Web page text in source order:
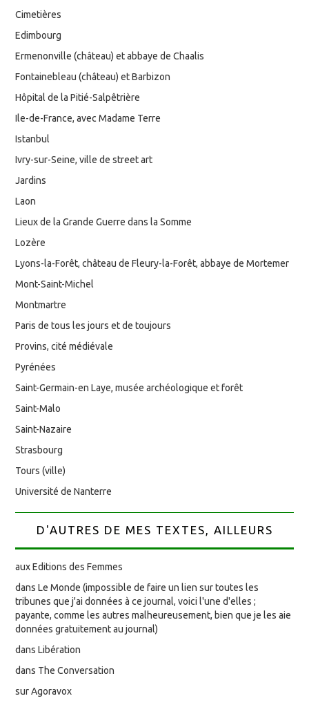
Cimetières
Edimbourg
Ermenonville (château) et abbaye de Chaalis
Fontainebleau (château) et Barbizon
Hôpital de la Pitié-Salpêtrière
Ile-de-France, avec Madame Terre
Istanbul
Ivry-sur-Seine, ville de street art
Jardins
Laon
Lieux de la Grande Guerre dans la Somme
Lozère
Lyons-la-Forêt, château de Fleury-la-Forêt, abbaye de Mortemer
Mont-Saint-Michel
Montmartre
Paris de tous les jours et de toujours
Provins, cité médiévale
Pyrénées
Saint-Germain-en Laye, musée archéologique et forêt
Saint-Malo
Saint-Nazaire
Strasbourg
Tours (ville)
Université de Nanterre
D'AUTRES DE MES TEXTES, AILLEURS
aux Editions des Femmes
dans Le Monde (impossible de faire un lien sur toutes les
tribunes que j'ai données à ce journal, voici l'une d'elles ;
payante, comme les autres malheureusement, bien que je les aie
données gratuitement au journal)
dans Libération
dans The Conversation
sur Agoravox